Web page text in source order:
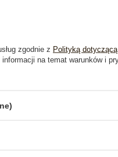
produkcie(0)
zgodnie z Polityką
na temat warunków i